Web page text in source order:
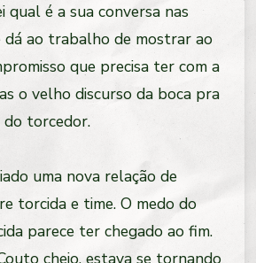
qual é a sua conversa nas
dá ao trabalho de mostrar ao
que precisa ter com a
o velho discurso da boca pra
torcedor.
uma nova relação de
torcida e time. O medo do
parece ter chegado ao fim.
cheio, estava se tornando